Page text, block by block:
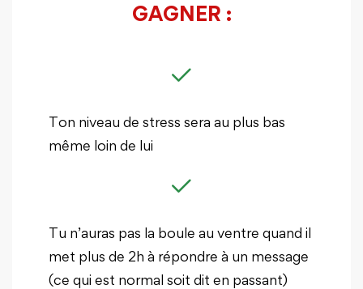
GAGNER :
Ton niveau de stress sera au plus bas
même loin de lui
Tu n’auras pas la boule au ventre quand il
met plus de 2h à répondre à un message
(ce qui est normal soit dit en passant)